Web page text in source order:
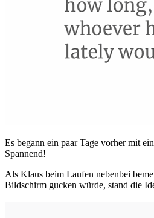
Es begann ein paar Tage vorher mit
Spannend!
Als Klaus beim Laufen nebenbei
Bildschirm gucken würde, stand die